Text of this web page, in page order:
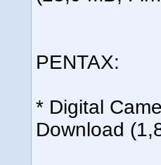
PENTAX:
* Digital
Download